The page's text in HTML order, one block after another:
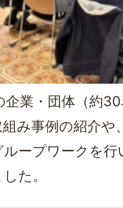
企業・団体（約
組み事例の紹介
ープワークを行
た。